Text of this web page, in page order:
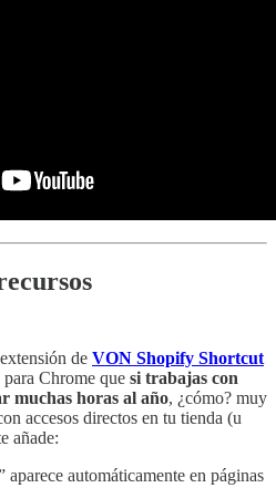
de VON Shopify Shortcut
Chrome que si trabajas con
muchas horas al año, ¿cómo? muy
accesos directos en tu tienda (u
añade:
automáticamente en páginas